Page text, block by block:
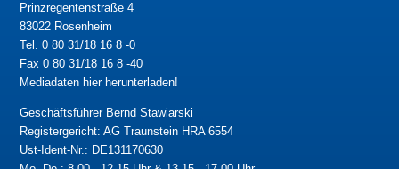
Prinzregentenstraße 4
83022 Rosenheim
Tel. 0 80 31/18 16 8 -0
Fax 0 80 31/18 16 8 -40
Mediadaten hier herunterladen!
Geschäftsführer Bernd Stawiarski
Registergericht: AG Traunstein HRA 6554
Ust-Ident-Nr.: DE131170630